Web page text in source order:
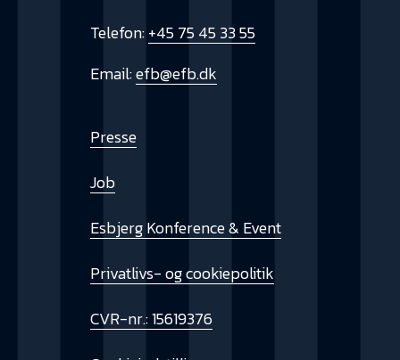
Telefon:+45 75 45 33 55
Email:efb@efb.dk
Presse
Job
Esbjerg Konference & Event
Privatlivs- og cookiepolitik
CVR-nr.: 15619376